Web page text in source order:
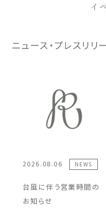
イ
ニュース・プレスリリ
2026.08.06 NEWS
台風に伴う営業時間の
お知らせ